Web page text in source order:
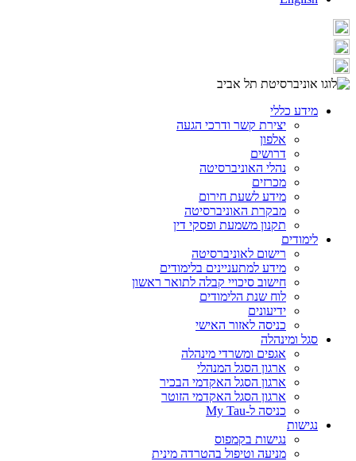
מידע כללי
יצירת קשר ודרכי הגעה
אלפון
דרושים
נהלי האוניברסיטה
מכרזים
מידע לשעת חירום
מבקרת האוניברסיטה
תקנון משמעת ופסקי דין
לימודים
רישום לאוניברסיטה
מידע למתעניינים בלימודים
חישוב סיכויי קבלה לתואר ראשון
לוח שנת הלימודים
ידיעונים
כניסה לאזור האישי
סגל ומינהלה
אגפים ומשרדי מינהלה
ארגון הסגל המנהלי
ארגון הסגל האקדמי הבכיר
ארגון הסגל האקדמי הזוטר
כניסה ל-My Tau
נגישות
נגישות בקמפוס
מניעה וטיפול בהטרדה מינית